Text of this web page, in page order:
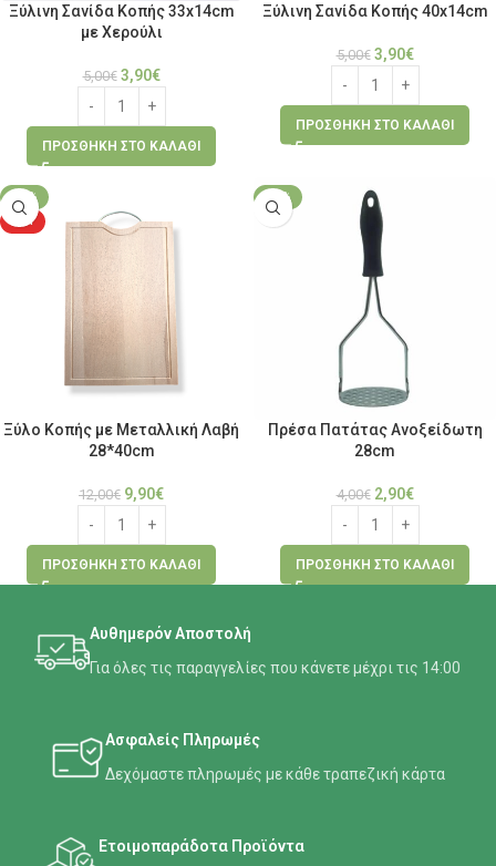
Ξύλινη Σανίδα Κοπής 33x14cm
με Χερούλι
5,00€ 3,90€
ΠΡΟΣΘΉΚΗ ΣΤΟ ΚΑΛΆΘΙ
Ξύλινη Σανίδα Κοπής 40x14cm
5,00€ 3,90€
ΠΡΟΣΘΉΚΗ ΣΤΟ ΚΑΛΆΘΙ
-18%
HOT
Ξύλο Κοπής με Μεταλλική Λαβή
28*40cm
12,00€ 9,90€
ΠΡΟΣΘΉΚΗ ΣΤΟ ΚΑΛΆΘΙ
-28%
Πρέσα Πατάτας Ανοξείδωτη
28cm
4,00€ 2,90€
ΠΡΟΣΘΉΚΗ ΣΤΟ ΚΑΛΆΘΙ
Αυθημερόν Αποστολή
Για όλες τις παραγγελίες που κάνετε μέχρι τις 14:00
Ασφαλείς Πληρωμές
Δεχόμαστε πληρωμές με κάθε τραπεζική κάρτα
Ετοιμοπαράδοτα Προϊόντα